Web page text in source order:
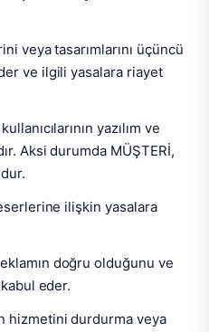
veya tasarımlarını üçüncü
ve ilgili yasalara riayet
yazılım ve
Aksi durumda MÜŞTERİ,
ilişkin yasalara
doğru olduğunu ve
eder.
hizmetini durdurma veya